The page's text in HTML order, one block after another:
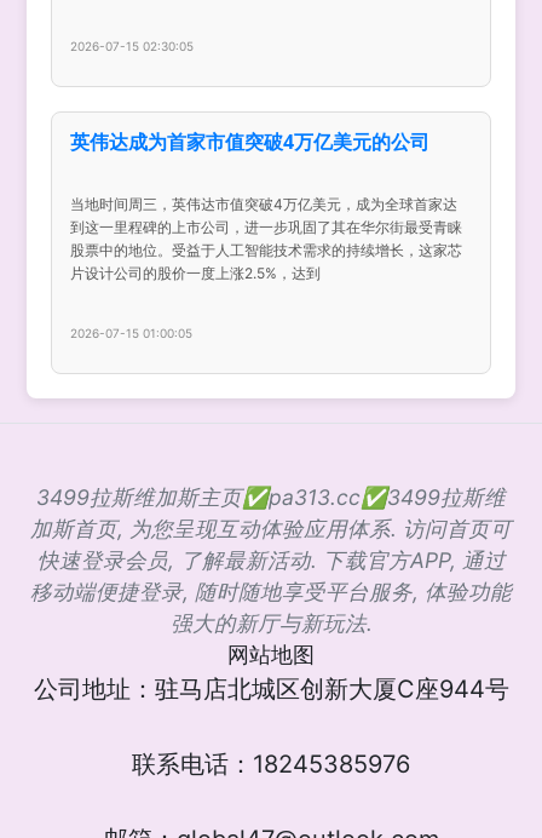
2026-07-15 02:30:05
英伟达成为首家市值突破4万亿美元的公司
当地时间周三，英伟达市值突破4万亿美元，成为全球首家达
到这一里程碑的上市公司，进一步巩固了其在华尔街最受青睐
股票中的地位。受益于人工智能技术需求的持续增长，这家芯
片设计公司的股价一度上涨2.5%，达到
2026-07-15 01:00:05
3499拉斯维加斯主页✅pa313.cc✅3499拉斯维
加斯首页, 为您呈现互动体验应用体系. 访问首页可
快速登录会员, 了解最新活动. 下载官方APP, 通过
移动端便捷登录, 随时随地享受平台服务, 体验功能
强大的新厅与新玩法.
网站地图
公司地址：驻马店北城区创新大厦C座944号
联系电话：18245385976